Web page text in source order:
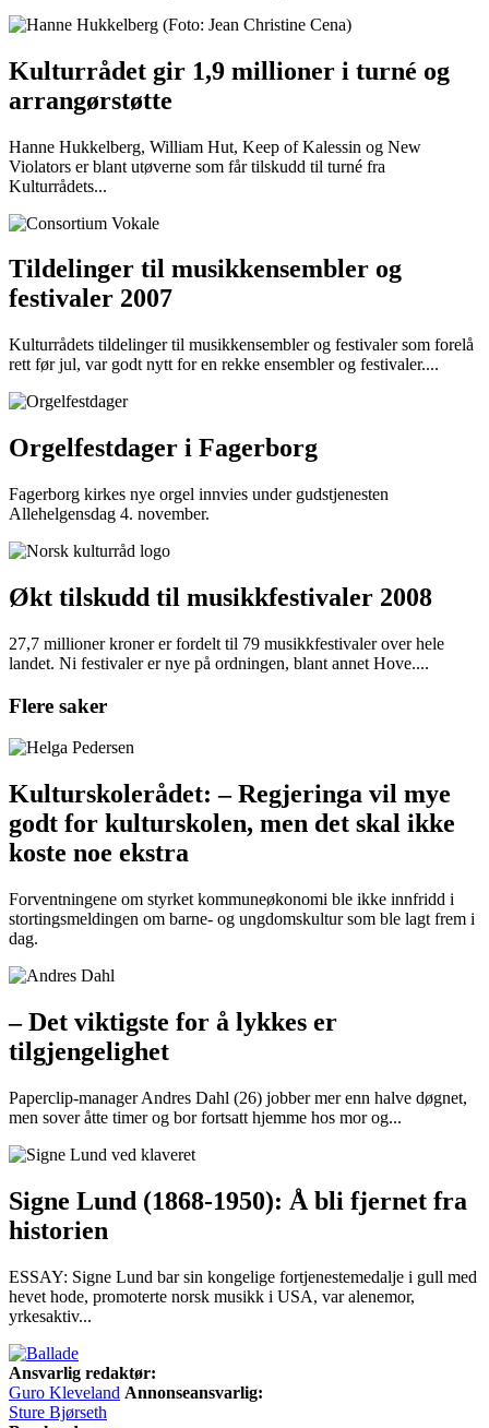
Kulturrådet gir 1,9 millioner i turné og
arrangørstøtte
Hanne Hukkelberg, William Hut, Keep of Kalessin og New
Violators er blant utøverne som får tilskudd til turné fra
Kulturrådets...
Tildelinger til musikkensembler og
festivaler 2007
Kulturrådets tildelinger til musikkensembler og festivaler som forelå
rett før jul, var godt nytt for en rekke ensembler og festivaler....
Orgelfestdager i Fagerborg
Fagerborg kirkes nye orgel innvies under gudstjenesten
Allehelgensdag 4. november.
Økt tilskudd til musikkfestivaler 2008
27,7 millioner kroner er fordelt til 79 musikkfestivaler over hele
landet. Ni festivaler er nye på ordningen, blant annet Hove....
Flere saker
Kulturskolerådet: – Regjeringa vil mye
godt for kulturskolen, men det skal ikke
koste noe ekstra
Forventningene om styrket kommuneøkonomi ble ikke innfridd i
stortingsmeldingen om barne- og ungdomskultur som ble lagt frem i
dag.
– Det viktigste for å lykkes er
tilgjengelighet
Paperclip-manager Andres Dahl (26) jobber mer enn halve døgnet,
men sover åtte timer og bor fortsatt hjemme hos mor og...
Signe Lund (1868-1950): Å bli fjernet fra
historien
ESSAY: Signe Lund bar sin kongelige fortjenestemedalje i gull med
hevet hode, promoterte norsk musikk i USA, var alenemor,
yrkesaktiv...
Ansvarlig redaktør:
Guro Kleveland Annonseansvarlig:
Sture Bjørseth